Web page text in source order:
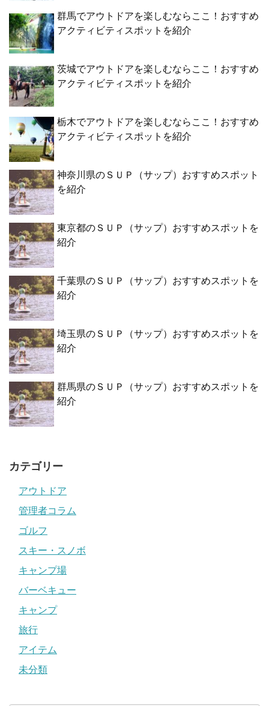
群馬でアウトドアを楽しむならここ！おすすめ
アクティビティスポットを紹介
茨城でアウトドアを楽しむならここ！おすすめ
アクティビティスポットを紹介
栃木でアウトドアを楽しむならここ！おすすめ
アクティビティスポットを紹介
神奈川県のＳＵＰ（サップ）おすすめスポット
を紹介
東京都のＳＵＰ（サップ）おすすめスポットを
紹介
千葉県のＳＵＰ（サップ）おすすめスポットを
紹介
埼玉県のＳＵＰ（サップ）おすすめスポットを
紹介
群馬県のＳＵＰ（サップ）おすすめスポットを
紹介
カテゴリー
アウトドア
管理者コラム
ゴルフ
スキー・スノボ
キャンプ場
バーベキュー
キャンプ
旅行
アイテム
未分類